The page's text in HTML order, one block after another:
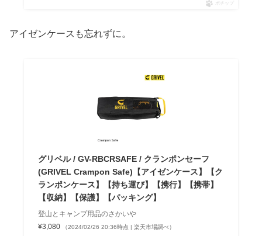
ポチップ
アイゼンケースも忘れずに。
グリベル / GV-RBCRSAFE / クランポンセーフ
(GRIVEL Crampon Safe)【アイゼンケース】【ク
ランポンケース】【持ち運び】【携行】【携帯】
【収納】【保護】【パッキング】
登山とキャンプ用品のさかいや
¥3,080
（2024/02/26 20:36時点 | 楽天市場調べ）